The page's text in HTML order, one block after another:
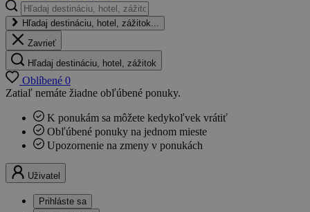
Hľadaj destináciu, hotel, zážitok...
Zavrieť
Hľadaj destináciu, hotel, zážitok
Oblíbené 0
Zatiaľ nemáte žiadne obľúbené ponuky.
K ponukám sa môžete kedykoľvek vrátiť
Obľúbené ponuky na jednom mieste
Upozornenie na zmeny v ponukách
Uživatel
Prihláste sa